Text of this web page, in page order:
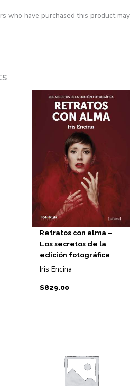
who have purchased this product may
Retratos con alma –
Los secretos de la
edición fotográfica
Iris Encina
$829.00